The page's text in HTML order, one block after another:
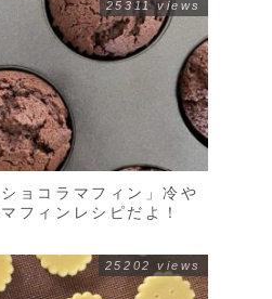
ショコラマフィン」冷や
フィンレシピだよ！
25311 views
25202 views